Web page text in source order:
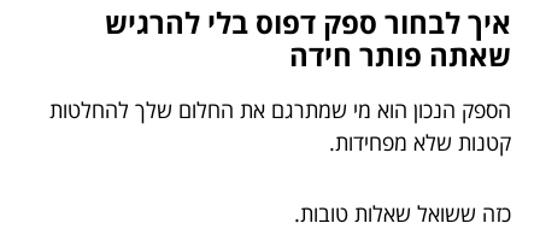
איך לבחור ספק דפוס בלי להרגיש
שאתה פותר חידה
הספק הנכון הוא מי שמתרגם את החלום שלך להחלטות
קטנות שלא מפחידות.
כזה ששואל שאלות טובות.